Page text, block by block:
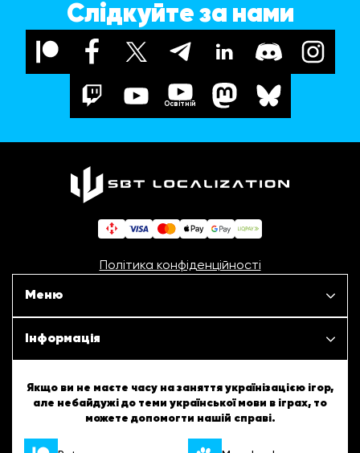
Слідкуйте за нами
Освітній
Політика конфіденційності
Меню
Наші проєкти
Інформація
ШБТурнір
ШБТворчість
Якщо ви не маєте часу на заняття українізацією ігор,
але небайдужі до теми української мови в іграх, то
можете допомогти нашій справі.